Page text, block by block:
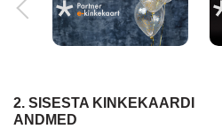
Partner kinkekaart
Loe lähemalt
2. SISESTA KINKEKAARDI
ANDMED